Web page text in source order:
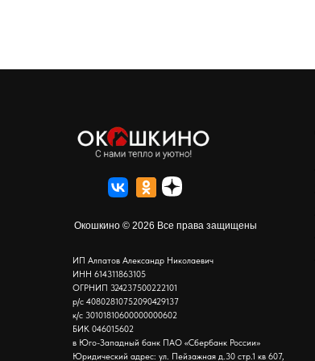
Окошкино © 2026 Все права защищены
ИП Алпатов Александр Николаевич
ИНН 614311863105
ОГРНИП 324237500222101
р/с 40802810752090429137
к/с 30101810600000000602
БИК 046015602
в Юго-Западный банк ПАО «Сбербанк России»
Юридический адрес: ул. Пейзажная д.30 стр.1 кв 607,